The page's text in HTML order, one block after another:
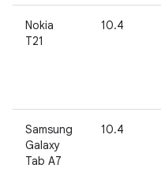
Nokia
T21
10.4
Samsung
Galaxy
Tab A7
10.4